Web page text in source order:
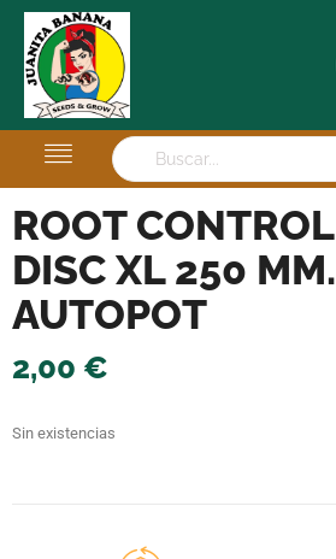
ROOT CONTROL
DISC XL 250 MM.
AUTOPOT
2,00 €
Sin existencias